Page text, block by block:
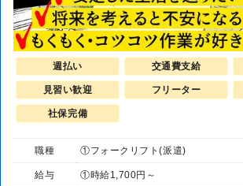
週払い 交通費支給
見習い歓迎 フリーター
社保完備
職種 ①フォークリフト(派遣)
給与 ①時給1,700円～